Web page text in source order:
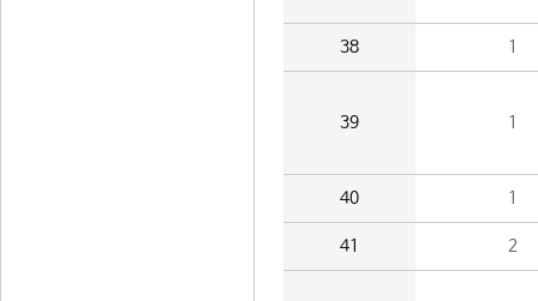
38 1
39 1
40 1
41 2